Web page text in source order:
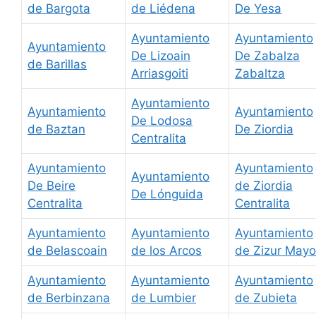
de Bargota
de Liédena
De Yesa
Ayuntamiento
de Barillas
Ayuntamiento
De Lizoain
Arriasgoiti
Ayuntamiento
De Zabalza
Zabaltza
Ayuntamiento
de Baztan
Ayuntamiento
De Lodosa
Centralita
Ayuntamiento
De Ziordia
Ayuntamiento
De Beire
Centralita
Ayuntamiento
De Lónguida
Ayuntamiento
de Ziordia
Centralita
Ayuntamiento
de Belascoain
Ayuntamiento
de los Arcos
Ayuntamiento
de Zizur
Ayuntamiento
de Berbinzana
Ayuntamiento
de Lumbier
Ayuntamiento
de Zubieta